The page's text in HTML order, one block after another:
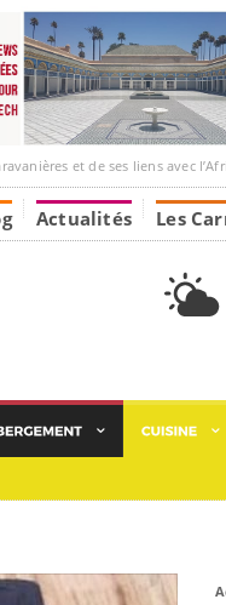
liens avec l’Afrique de l’Ouest,
Actualités Les